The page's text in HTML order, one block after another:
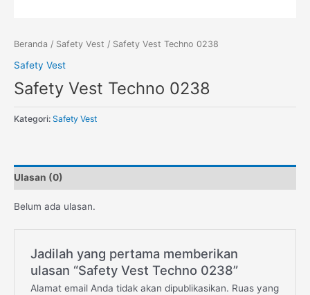
Beranda / Safety Vest / Safety Vest Techno 0238
Safety Vest
Safety Vest Techno 0238
Kategori: Safety Vest
Ulasan (0)
Belum ada ulasan.
Jadilah yang pertama memberikan
ulasan “Safety Vest Techno 0238”
Alamat email Anda tidak akan dipublikasikan. Ruas yang